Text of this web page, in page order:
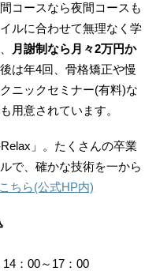
コースなら夜間コースも
ルに合わせて無理なく学
月謝制なら月々2万円か
は年4回、骨格矯正や慢
ニックセミナー(有料)な
用意されています。
」。たくさんの卒業
で、確かな技術を一から
ちら(公式HP内)
14：00～17：00